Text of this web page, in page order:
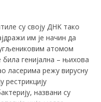
су своју ДНK тако
им је начин да
атомом
била генијална – њихова
ласерима режу вирусну
рестрикцију
названи су